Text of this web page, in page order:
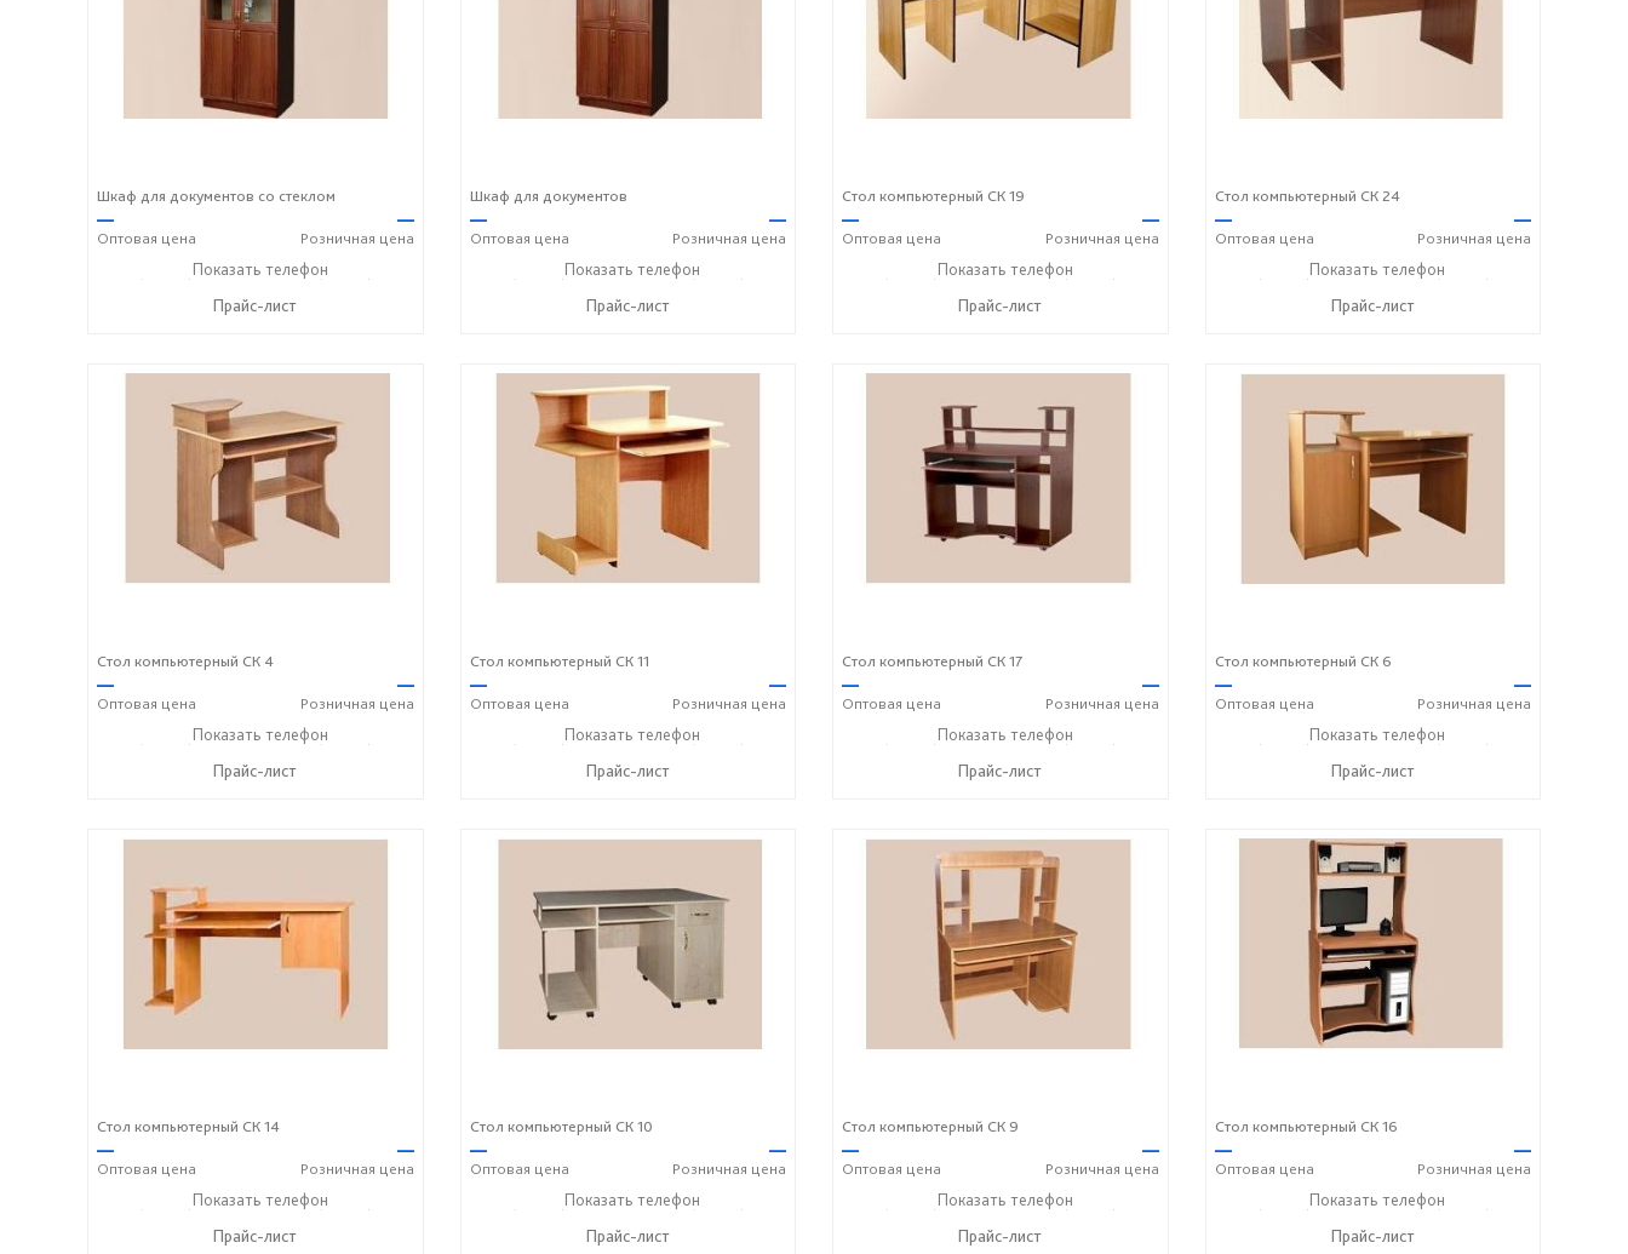
Шкаф для документов со стеклом
—
Оптовая цена
—
Розничная цена
+7 (49243) 7-19-70 ☎+7 (49243) 7-24-33
Показать телефон
Прайс-лист
Шкаф для документов
—
Оптовая цена
—
Розничная цена
+7 (49243) 7-19-70 ☎+7 (49243) 7-24-33
Показать телефон
Прайс-лист
Стол компьютерный СК 19
—
Оптовая цена
—
Розничная цена
+7 (49243) 7-19-70 ☎+7 (49243) 7-24-33
Показать телефон
Прайс-лист
Стол компьютерный СК 24
—
Оптовая цена
—
Розничная цена
+7 (49243) 7-19-70 ☎+7 (49243) 7-24-33
Показать телефон
Прайс-лист
Стол компьютерный СК 4
—
Оптовая цена
—
Розничная цена
+7 (49243) 7-19-70 ☎+7 (49243) 7-24-33
Показать телефон
Прайс-лист
Стол компьютерный СК 11
—
Оптовая цена
—
Розничная цена
+7 (49243) 7-19-70 ☎+7 (49243) 7-24-33
Показать телефон
Прайс-лист
Стол компьютерный СК 17
—
Оптовая цена
—
Розничная цена
+7 (49243) 7-19-70 ☎+7 (49243) 7-24-33
Показать телефон
Прайс-лист
Стол компьютерный СК 6
—
Оптовая цена
—
Розничная цена
+7 (49243) 7-19-70 ☎+7 (49243) 7-24-33
Показать телефон
Прайс-лист
Стол компьютерный СК 14
—
Оптовая цена
—
Розничная цена
+7 (49243) 7-19-70 ☎+7 (49243) 7-24-33
Показать телефон
Прайс-лист
Стол компьютерный СК 10
—
Оптовая цена
—
Розничная цена
+7 (49243) 7-19-70 ☎+7 (49243) 7-24-33
Показать телефон
Прайс-лист
Стол компьютерный СК 9
—
Оптовая цена
—
Розничная цена
+7 (49243) 7-19-70 ☎+7 (49243) 7-24-33
Показать телефон
Прайс-лист
Стол компьютерный СК 16
—
Оптовая цена
—
Розничная цена
+7 (49243) 7-19-70 ☎+7 (49243) 7-24-33
Показать телефон
Прайс-лист